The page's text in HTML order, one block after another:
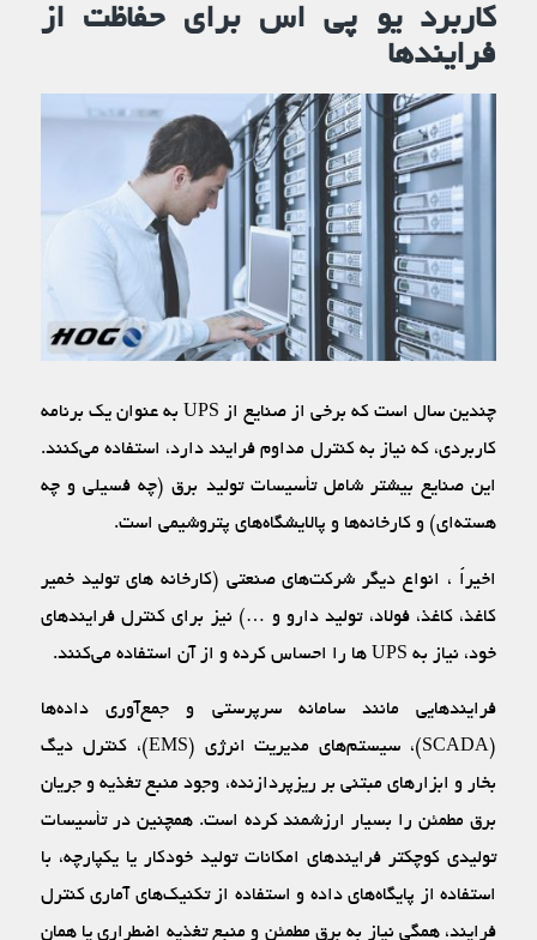
کاربرد یو پی اس برای حفاظت از
فرایندها
چندین سال است که برخی از صنایع از UPS به عنوان یک برنامه
کاربردی، که نیاز به کنترل مداوم فرایند دارد، استفاده می‌کنند.
این صنایع بیشتر شامل تأسیسات تولید برق (چه فسیلی و چه
هسته‌ای) و کارخانه‌ها و پالایشگاه‌‌های پتروشیمی است.
اخیراً ، انواع دیگر شرکت‌‌های صنعتی (کارخانه ‌های تولید خمیر
کاغذ، کاغذ، فولاد، تولید دارو و …) نیز برای کنترل فرایند‌های
خود، نیاز به UPS ها را احساس کرده و از آن استفاده می‌کنند.
فرایند‌هایی مانند سامانه سرپرستی و جمع‌آوری داده‌ها
(SCADA)، سیستم‌های مدیریت انرژی (EMS)، کنترل دیگ
بخار و ابزار‌های مبتنی بر ریزپردازنده، وجود منبع تغذیه و جریان
برق مطمئن را بسیار ارزشمند کرده است. همچنین در تأسیسات
تولیدی کوچکتر فرایندهای امکانات تولید خودکار یا یکپارچه، با
استفاده از پایگاه‌‌های داده و استفاده از تکنیک‌های آماری کنترل
فرایند، همگی نیاز به برق مطمئن و منبع تغذیه اضطراری یا همان